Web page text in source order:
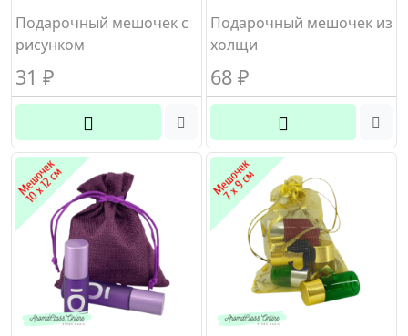
атлас
Подарочный мешочек с
рисунком
31 ₽
Подарочный мешочек из
холщи
68 ₽